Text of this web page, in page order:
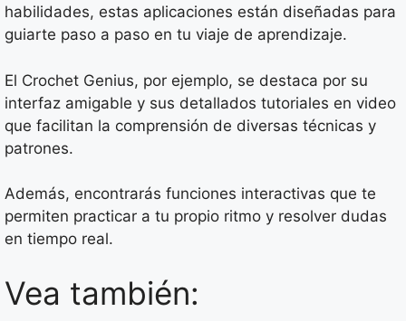
habilidades, estas aplicaciones están diseñadas para
guiarte paso a paso en tu viaje de aprendizaje.
El Crochet Genius, por ejemplo, se destaca por su
interfaz amigable y sus detallados tutoriales en video
que facilitan la comprensión de diversas técnicas y
patrones.
Además, encontrarás funciones interactivas que te
permiten practicar a tu propio ritmo y resolver dudas
en tiempo real.
Vea también: